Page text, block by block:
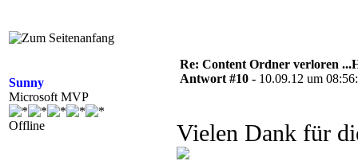
Sunny
Microsoft MVP
Offline
Re: Content Ordner verloren
Antwort #10 - 10.09.12 um
Vielen Dank für